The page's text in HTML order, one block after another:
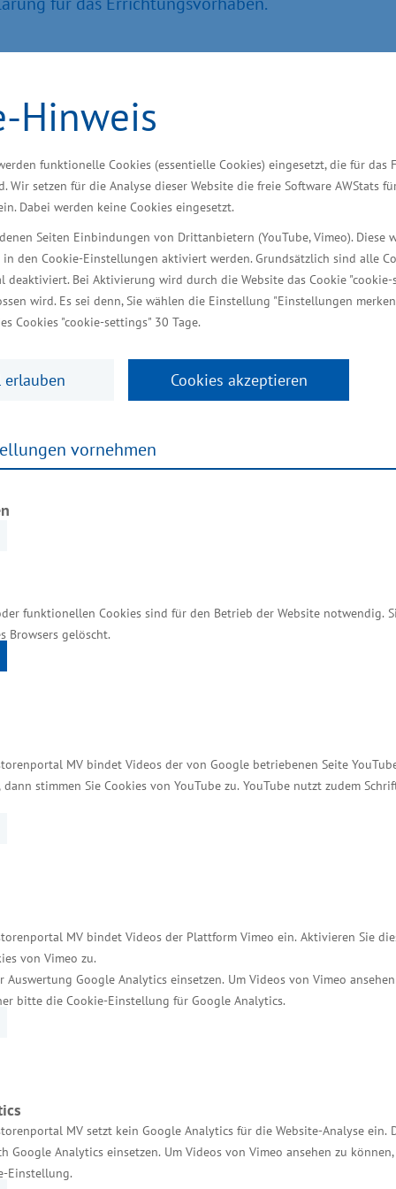
Hinweis
funktionelle Cookies (essentielle Cookies) eingesetzt, die für das
Wir setzen für die Analyse dieser Website die freie Software AWStats
Dabei werden keine Cookies eingesetzt.
Seiten Einbindungen von Drittanbietern (YouTube, Vimeo). Diese
in den Cookie-Einstellungen aktiviert werden. Grundsätzlich sind alle
Bei Aktivierung wird durch die Website das Cookie "cookie-
wird. Es sei denn, Sie wählen die Einstellung "Einstellungen
Cookies "cookie-settings" 30 Tage.
erlauben Cookies akzeptieren
vornehmen
funktionellen Cookies sind für den Betrieb der Website notwendig.
Browsers gelöscht.
MV bindet Videos der von Google betriebenen Seite
dann stimmen Sie Cookies von YouTube zu. YouTube nutzt zudem
MV bindet Videos der Plattform Vimeo ein. Aktivieren Sie
von Vimeo zu.
Auswertung Google Analytics einsetzen. Um Videos von Vimeo
bitte die Cookie-Einstellung für Google Analytics.
MV setzt kein Google Analytics für die Website-Analyse ein.
Google Analytics einsetzen. Um Videos von Vimeo ansehen zu
Einstellung.
durch neue Produktionsstätte entstehen
aus einem Guss mit Kompressions- und
- die Visiotex GmbH entwickelt und
in Warin (Landkreis Nordwestmecklenburg)
3D-Technologie „Wovenit“. Das
digitalen Prozess die Herstellung beliebiger
plant, eine neue Betriebsstätte zu errichten,
etwa die Rückenlehne des
und Fraunhofer Anwendungszentrum für
Forschungs- und Entwicklungsvorhaben
von Schuhwerken mit hohem
die dann folgende Entwicklung eines
für Großstrukturen in der
Wir brauchen wirtschaftsnahe
entstehen. So werden zukunftsorientierte
Die Visiotex GmbH ist ein gutes Beispiel
Projekte durch Fördermittel der
in meiner Region – Erfolgsgeschichten in
wie Fördermittel der Europäischen Union
die Investitions- und Strukturfonds
Einsatz.
trägt entscheidend dazu bei, die
Fördermittel ermöglicht. Mit Unterstützung der
es wichtig, dass wir weiterhin von den EU-
Entwicklung
ab, den wirtschaftlichen Aufholprozess in